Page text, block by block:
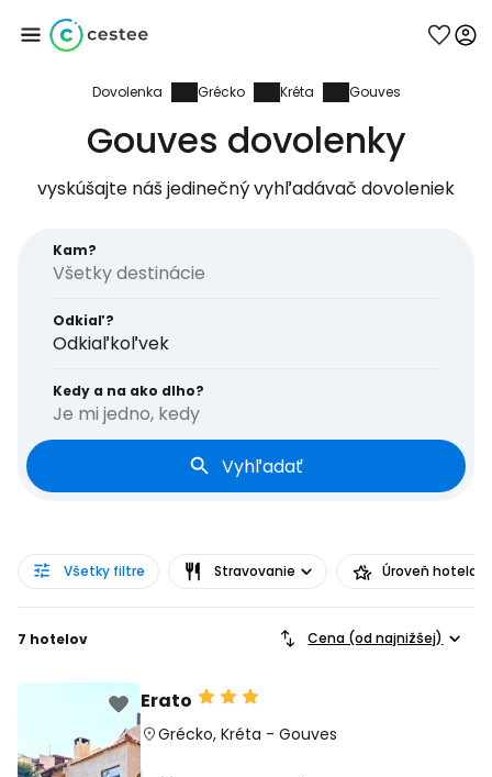
Dovolenka Grécko Kréta Gouves
Gouves dovolenky
vyskúšajte náš jedinečný vyhľadávač dovoleniek
Kam?
Odkiaľ?
Odkiaľkoľvek
Kedy a na ako dlho?
Je mi jedno, kedy
Vyhľadať
Všetky filtre Stravovanie Úroveň hotela
7 hotelov Cena (od najnižšej)
Erato
Grécko, Kréta - Gouves
Prihláste sa do
služby Cestee
Pokračovať na Facebooku
Pokračovať s e-mailom